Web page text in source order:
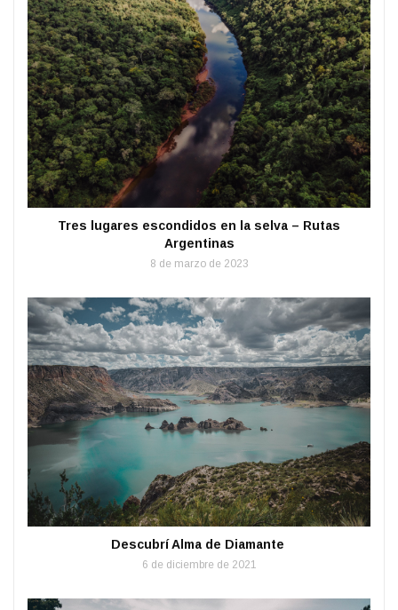
Tres lugares escondidos en la selva – Rutas
Argentinas
8 de marzo de 2023
Descubrí Alma de Diamante
6 de diciembre de 2021